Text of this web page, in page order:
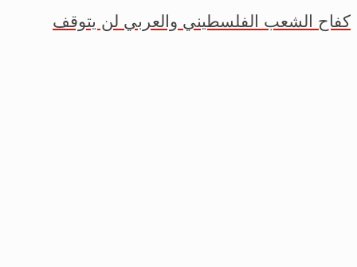
كفاح الشعب الفلسطيني والعربي لن يتوقف